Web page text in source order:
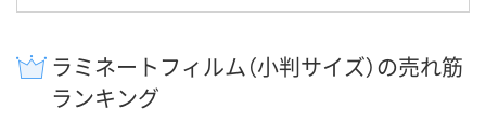
ラミネートフィルム（小判サイズ）の売れ筋
ランキング